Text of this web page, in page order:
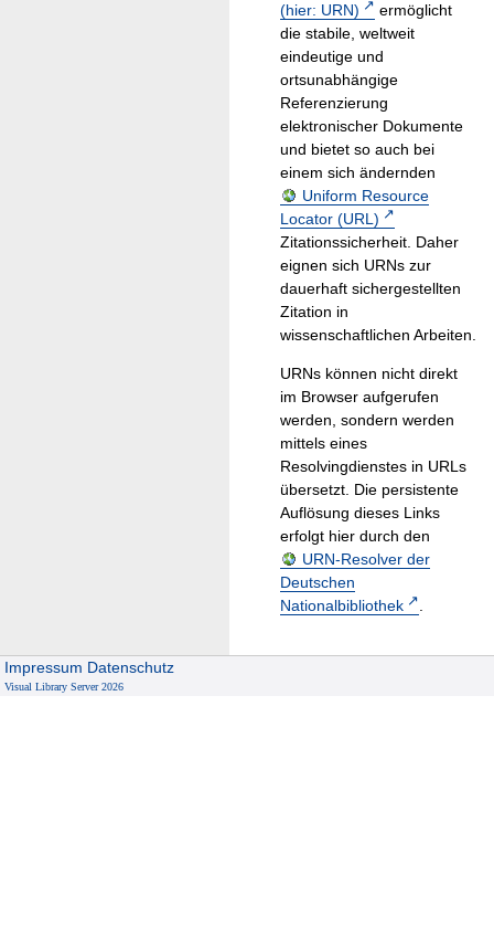
(hier: URN)
ermöglicht
die stabile, weltweit
eindeutige und
ortsunabhängige
Referenzierung
elektronischer Dokumente
und bietet so auch bei
einem sich ändernden
Uniform Resource
Locator (URL)
Zitationssicherheit. Daher
eignen sich URNs zur
dauerhaft sichergestellten
Zitation in
wissenschaftlichen Arbeiten.
URNs können nicht direkt
im Browser aufgerufen
werden, sondern werden
mittels eines
Resolvingdienstes in URLs
übersetzt. Die persistente
Auflösung dieses Links
erfolgt hier durch den
URN-Resolver der
Deutschen
Nationalbibliothek
.
Impressum Datenschutz
Visual Library Server 2026